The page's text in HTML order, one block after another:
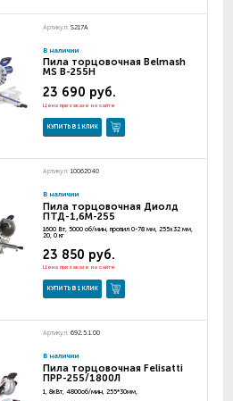
Артикул: S217A
В наличии
Пила торцовочная Belmash
MS B-255H
23 690 руб.
Цена при заказе на сайте
КУПИТЬ В 1 КЛИК
Артикул: 10062040
В наличии
Пила торцовочная Диолд
ПТД-1,6М-255
1600 Вт, 5000 об/мин, пропил 0-78 мм, 255х32 мм,
20, 0 кг
23 850 руб.
Цена при заказе на сайте
КУПИТЬ В 1 КЛИК
Артикул: 692.5.1.00
В наличии
Пила торцовочная Felisatti
ПРР-255/1800Л
1, 8кВт, 4800об/мин, 255*30мм,